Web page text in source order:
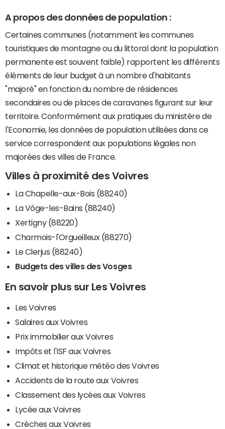
A propos des données de population :
Certaines communes (notamment les communes
touristiques de montagne ou du littoral dont la population
permanente est souvent faible) rapportent les différents
éléments de leur budget à un nombre d'habitants
"majoré" en fonction du nombre de résidences
secondaires ou de places de caravanes figurant sur leur
territoire. Conformément aux pratiques du ministère de
l'Economie, les données de population utilisées dans ce
service correspondent aux populations légales non
majorées des villes de France.
Villes à proximité des Voivres
La Chapelle-aux-Bois (88240)
La Vôge-les-Bains (88240)
Xertigny (88220)
Charmois-l'Orgueilleux (88270)
Le Clerjus (88240)
Budgets des villes des Vosges
En savoir plus sur Les Voivres
Les Voivres
Salaires aux Voivres
Prix immobilier aux Voivres
Impôts et l'ISF aux Voivres
Climat et historique météo des Voivres
Accidents de la route aux Voivres
Classement des lycées aux Voivres
Lycée aux Voivres
Crèches aux Voivres